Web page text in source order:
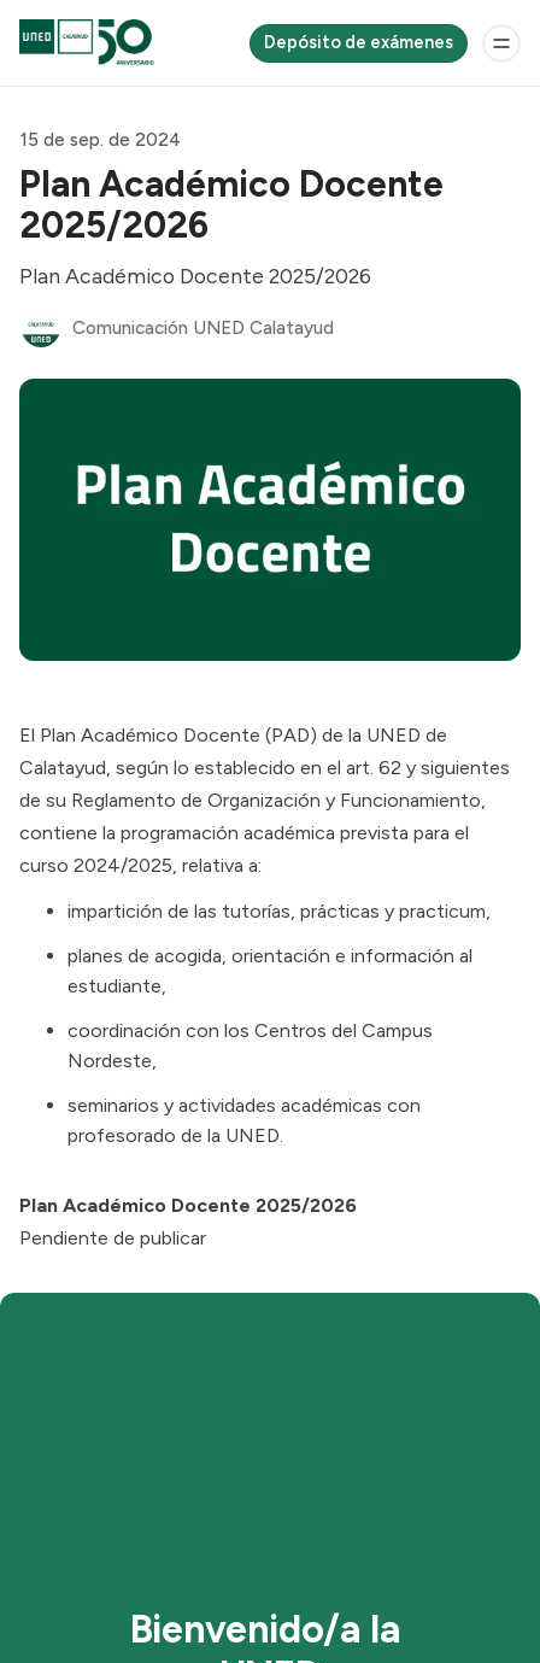
Depósito de exámenes
15 de sep. de 2024
Plan Académico Docente
2025/2026
Plan Académico Docente 2025/2026
Comunicación UNED Calatayud
El Plan Académico Docente (PAD) de la UNED de
Calatayud, según lo establecido en el art. 62 y siguientes
de su Reglamento de Organización y Funcionamiento,
contiene la programación académica prevista para el
curso 2024/2025, relativa a:
impartición de las tutorías, prácticas y practicum,
planes de acogida, orientación e información al
estudiante,
coordinación con los Centros del Campus
Nordeste,
seminarios y actividades académicas con
profesorado de la UNED.
Plan Académico Docente 2025/2026
Pendiente de publicar
Bienvenido/a la